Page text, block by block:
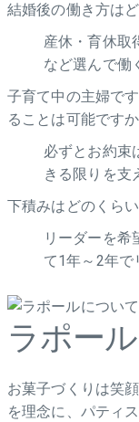
結婚後の働き方は
産休・育休取
など選んで働
子育て中の主婦で
ることは可能ですか
必ずとお約束
きる限りを支
下積みはどのくら
リーダーを希
て1年～2年で
ラポー
お菓子づくりは笑
を理念に、パティ